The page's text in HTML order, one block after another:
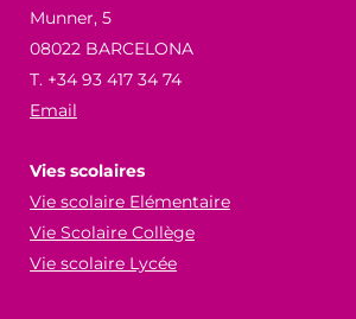
Munner, 5
08022 BARCELONA
T. +34 93 417 34 74
Email
Vies scolaires
Vie scolaire Elémentaire
Vie Scolaire Collège
Vie scolaire Lycée